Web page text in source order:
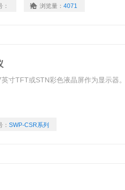
： 浏览量： 4071
寸TFT或STN彩色液晶屏作为显示器。
： SWP-CSR系列